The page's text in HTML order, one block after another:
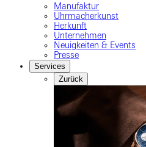
Manufaktur
Uhrmacherkunst
Herkunft
Unternehmen
Neuigkeiten & Events
Presse
Services
Zurück